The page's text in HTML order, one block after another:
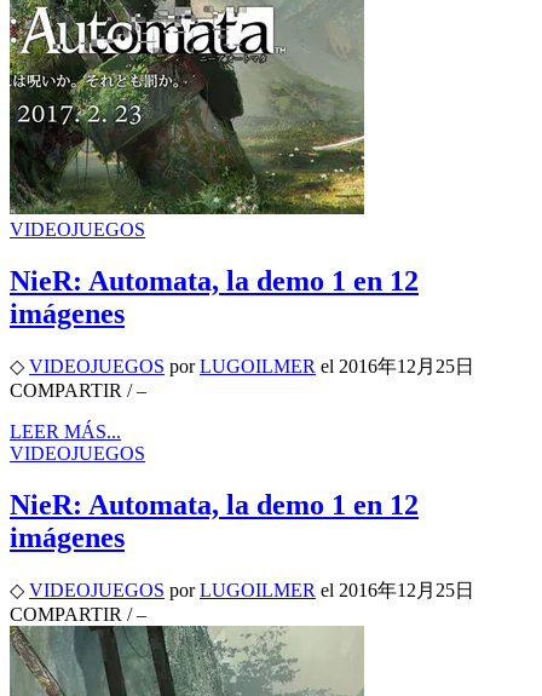
VIDEOJUEGOS
NieR: Automata, la demo 1 en 12
imágenes
◇ VIDEOJUEGOS por LUGOILMER el 2016年12月25日
COMPARTIR / –
LEER MÁS...
VIDEOJUEGOS
NieR: Automata, la demo 1 en 12
imágenes
◇ VIDEOJUEGOS por LUGOILMER el 2016年12月25日
COMPARTIR / –